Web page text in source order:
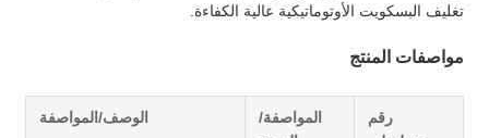
تغليف البسكويت الأوتوماتيكية عالية الكفاءة.
مواصفات المنتج
رقم
المواصفة/
الوصف/المواصفة